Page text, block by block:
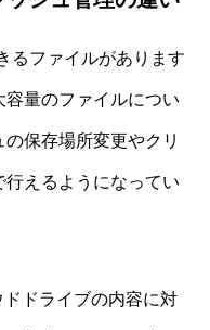
るファイルがあります
量のファイルについ
保存場所変更やクリ
えるようになってい
ドライブの内容に対